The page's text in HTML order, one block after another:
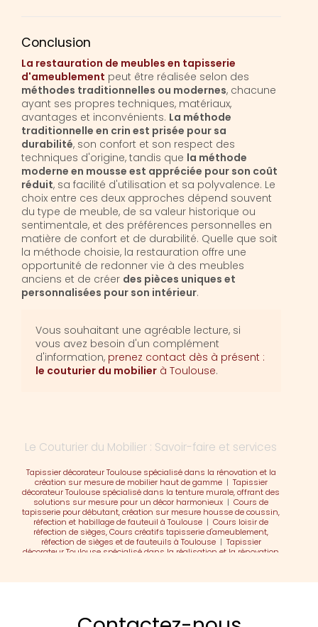
Conclusion
La restauration de meubles en tapisserie
d'ameublement peut être réalisée selon des
méthodes traditionnelles ou modernes, chacune
ayant ses propres techniques, matériaux,
avantages et inconvénients. La méthode
traditionnelle en crin est prisée pour sa
durabilité, son confort et son respect des
techniques d'origine, tandis que la méthode
moderne en mousse est appréciée pour son coût
réduit, sa facilité d'utilisation et sa polyvalence. Le
choix entre ces deux approches dépend souvent
du type de meuble, de sa valeur historique ou
sentimentale, et des préférences personnelles en
matière de confort et de durabilité. Quelle que soit
la méthode choisie, la restauration offre une
opportunité de redonner vie à des meubles
anciens et de créer des pièces uniques et
personnalisées pour son intérieur.
Vous souhaitant une agréable lecture, si
vous avez besoin d'un complément
d'information, prenez contact dès à présent :
le couturier du mobilier à Toulouse.
Le Couturier du Mobilier : Savoir-faire et services
Tapissier décorateur Toulouse spécialisé dans la rénovation et la
création sur mesure de mobilier haut de gamme| Tapissier
décorateur Toulouse spécialisé dans la tenture murale, offrant des
solutions sur mesure pour un décor harmonieux |Cours de
tapisserie pour débutant, création sur mesure housse de coussin,
réfection et habillage de fauteuil à Toulouse |Cours loisir de
réfection de sièges, Cours créatifs tapisserie d'ameublement,
réfection de sièges et de fauteuils à Toulouse| Tapissier
décorateur Toulouse spécialisé dans la réalisation et la rénovation
décorateur Toulouse spécialisé dans la réalisation de rideaux et